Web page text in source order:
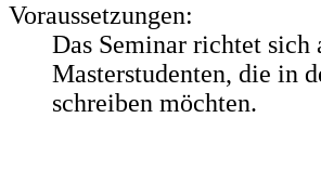
Voraussetzungen:
Das Seminar richtet sich
Masterstudenten, die in
schreiben möchten.